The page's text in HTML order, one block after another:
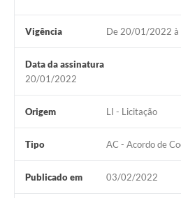
Vigência De 20/01/2022
Data da assinatura
20/01/2022
Origem LI - Licitação
Tipo AC - Acordo de
Publicado em 03/02/2022